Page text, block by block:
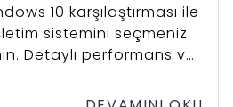
10 karşılaştırması ile
sistemini seçmeniz
Detaylı performans ve